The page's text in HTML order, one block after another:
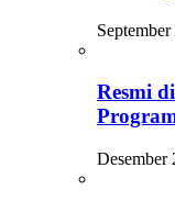
Resmi
Desember